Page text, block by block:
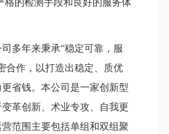
格的检测手段和良好的服务体
多年来秉承“稳定可靠，服
合作，以打造出稳定、质优
省钱。本公司是一家创新型
革创新、术业专攻、自我更
范围主要包括单组和双组聚